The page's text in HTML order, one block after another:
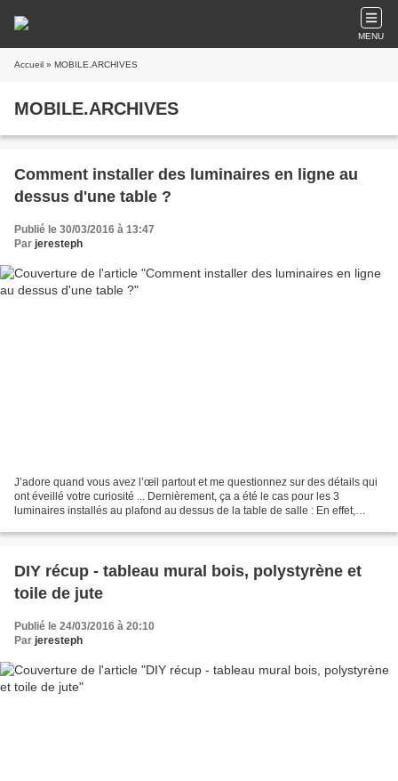
MENU
Accueil » MOBILE.ARCHIVES
MOBILE.ARCHIVES
Comment installer des luminaires en ligne au
dessus d'une table ?
Publié le 30/03/2016 à 13:47
Par jeresteph
J’adore quand vous avez l’œil partout et me questionnez sur des détails qui
ont éveillé votre curiosité ... Dernièrement, ça a été le cas pour les 3
luminaires installés au plafond au dessus de la table de salle : En effet,
DIY récup - tableau mural bois, polystyrène et
toile de jute
Publié le 24/03/2016 à 20:10
Par jeresteph